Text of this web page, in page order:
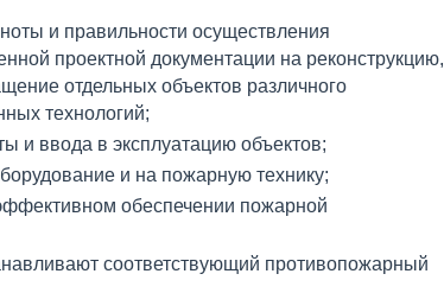
и правильности осуществления
проектной документации на реконструкцию,
отдельных объектов различного
технологий;
и ввода в эксплуатацию объектов;
и на пожарную технику;
обеспечении пожарной
соответствующий противопожарный